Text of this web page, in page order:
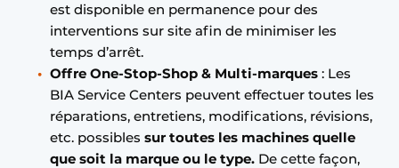
est disponible en permanence pour des
interventions sur site afin de minimiser les
temps d’arrêt.
Offre One-Stop-Shop & Multi-marques : Les
BIA Service Centers peuvent effectuer toutes les
réparations, entretiens, modifications, révisions,
etc. possibles sur toutes les machines quelle
que soit la marque ou le type. De cette façon,